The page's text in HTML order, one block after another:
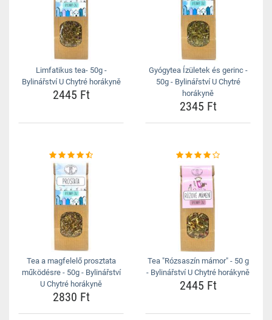
Limfatikus tea- 50g -
Bylinářství U Chytré horákyně
2445 Ft
Gyógytea Ízületek és gerinc -
50g - Bylinářství U Chytré
horákyně
2345 Ft
Tea a magfelelő prosztata
működésre - 50g - Bylinářství
U Chytré horákyně
2830 Ft
Tea "Rózsaszín mámor" - 50 g
- Bylinářství U Chytré horákyně
2445 Ft